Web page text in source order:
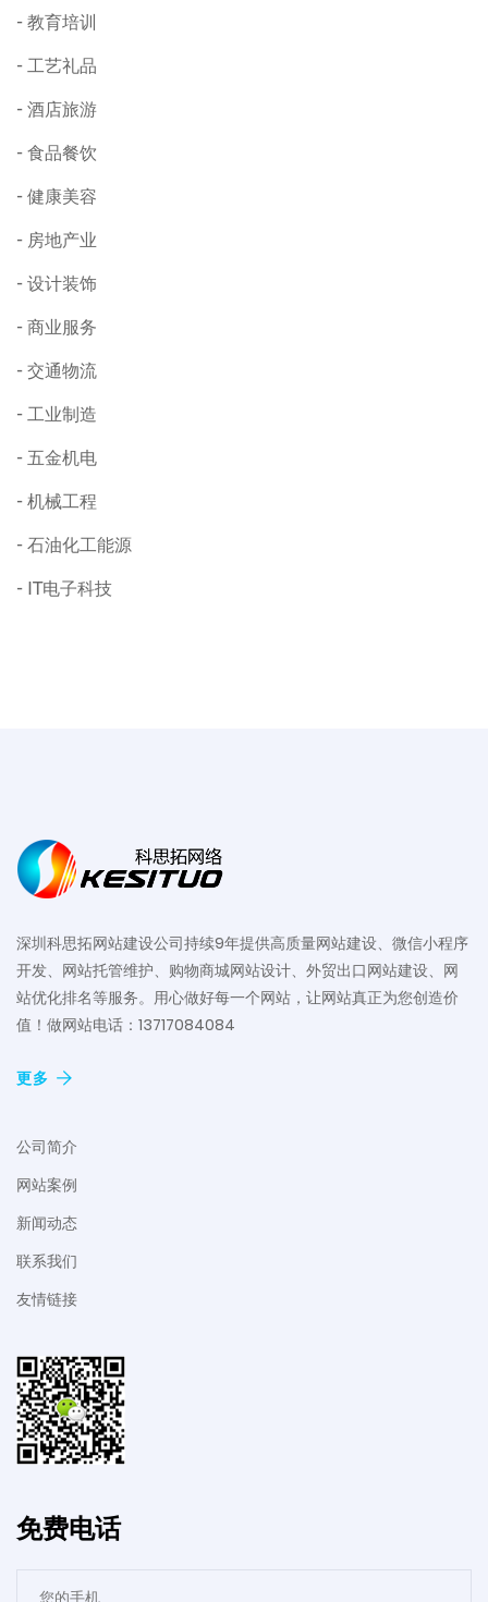
教育培训
工艺礼品
酒店旅游
食品餐饮
健康美容
房地产业
设计装饰
商业服务
交通物流
工业制造
五金机电
机械工程
石油化工能源
IT电子科技
深圳科思拓网站建设公司持续9年提供高质量网站建设、微信小程序
开发、网站托管维护、购物商城网站设计、外贸出口网站建设、网
站优化排名等服务。用心做好每一个网站，让网站真正为您创造价
值！做网站电话：13717084084
更多
公司简介
网站案例
新闻动态
联系我们
友情链接
免费电话